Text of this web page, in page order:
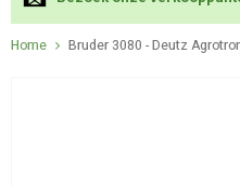
Home Bruder 3080 - Deutz